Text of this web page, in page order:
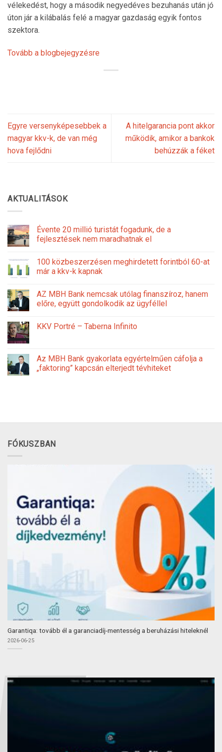
vélekedést, hogy a második negyedéves bezuhanás után jó
úton jár a kilábalás felé a magyar gazdaság egyik fontos
szektora.
Tovább a blogbejegyzésre
Egyre versenyképesebbek a
magyar kkv-k, de van még
hova fejlődni
A hitelgarancia pont akkor
működik, amikor a bankok
behúzzák a féket
AKTUALITÁSOK
Évente 20 millió turistát fogadunk, de a
fejlesztések nem maradhatnak el
100 közbeszerzésen meghirdetett forintból 60-at
már a kkv-k kapnak
AZ MBH Bank nemcsak utólag finanszíroz, hanem
előre, együtt gondolkodik az ügyféllel
KKV Portré – Taberna Infinito
Az MBH Bank gyakorlata egyértelműen cáfolja a
„faktoring” kapcsán elterjedt tévhiteket
FÓKUSZBAN
Garantiqa: tovább él a garanciadíj-mentesség a beruházási hiteleknél
2026-06-25